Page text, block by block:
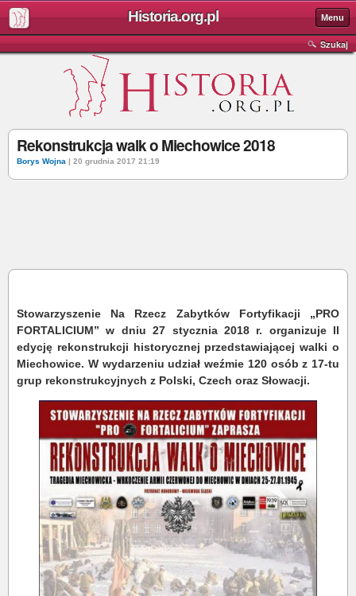
Historia.org.pl Menu
Szukaj
Rekonstrukcja walk o Miechowice 2018
Borys Wojna | 20 grudnia 2017 21:19
Stowarzyszenie Na Rzecz Zabytków Fortyfikacji „PRO
FORTALICIUM” w dniu 27 stycznia 2018 r. organizuje II
edycję rekonstrukcji historycznej przedstawiającej walki o
Miechowice. W wydarzeniu udział weźmie 120 osób z 17-tu
grup rekonstrukcyjnych z Polski, Czech oraz Słowacji.